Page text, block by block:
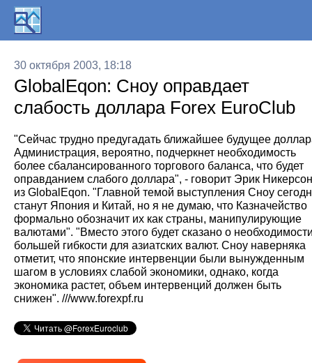
30 октября 2003, 18:18
GlobalEqon: Сноу оправдает
слабость доллара Forex EuroClub
"Сейчас трудно предугадать ближайшее будущее
Администрация, вероятно, подчеркнет необходимость
более сбалансированного торгового баланса, что будет
оправданием слабого доллара", - говорит Эрик Никерсон
из GlobalEqon. "Главной темой выступления Сноу
станут Япония и Китай, но я не думаю, что Казначейство
формально обозначит их как страны, манипулирующие
валютами". "Вместо этого будет сказано о
большей гибкости для азиатских валют. Сноу наверняка
отметит, что японские интервенции были вынужденным
шагом в условиях слабой экономики, однако, когда
экономика растет, объем интервенций должен быть
снижен". ///www.forexpf.ru